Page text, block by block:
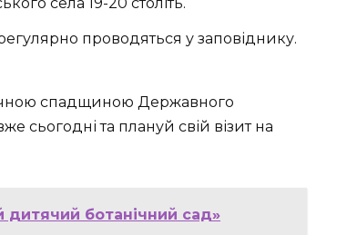
села 19-20 століть.
проводяться у заповіднику.
спадщиною Державного
сьогодні та плануй свій візит на
дитячий ботанічний сад»